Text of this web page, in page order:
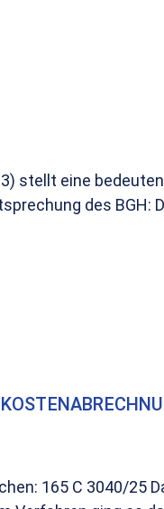
stellt eine
des BGH:
165 C 3040/25